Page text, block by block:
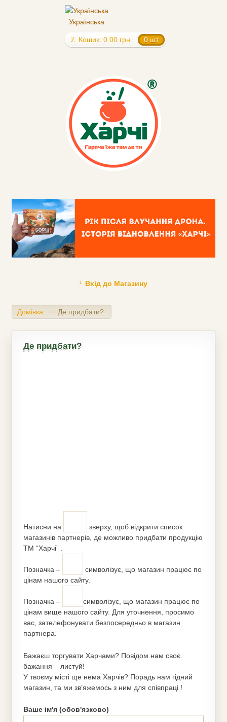
Українська
Кошик: 0.00 грн. 0 шт
Вхід до Магазину
Домівка > Де придбати?
Де придбати?
Натисни на
зверху, щоб відкрити список
магазинів партнерів, де можливо придбати продукцію
ТМ “Харчі” .
Позначка –
символізує, що магазин працює по
цінам нашого сайту.
Позначка –
символізує, що магазин працює по
цінам вище нашого сайту. Для уточнення, просимо
вас, зателефонувати безпосередньо в магазин
партнера.
Бажаєш торгувати Харчами? Повідом нам своє
бажання – листуй!
У твоєму місті ще нема Харчів? Порадь нам гідний
магазин, та ми зв’яжемось з ним для співпраці !
Ваше ім'я (обов'язково)